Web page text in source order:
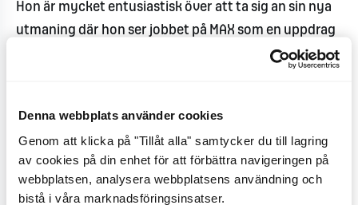
Denna webbplats använder cookies
Genom att klicka på "Tillåt alla" samtycker du till lagring
av cookies på din enhet för att förbättra navigeringen på
webbplatsen, analysera webbplatsens användning och
bistå i våra marknadsföringsinsatser.
Hon är mycket entusiastisk över att ta sig an sin nya
utmaning där hon ser jobbet på MAX som en uppdrag
utöver det vanliga. Hon värdesätter möjligheten att
- Min främsta motivation är att leverera de bästa
burgarna och servicen till våra gäster. Jag ser fram
emot att skapa en arbetsmiljö på MAX Kongsberg där